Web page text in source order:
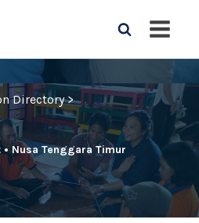
Directory >
• Nusa Tenggara Timur